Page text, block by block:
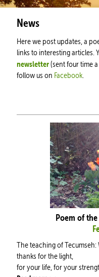
News
Here we post updates, a
links to interesting articles.
newsletter(sent four time
follow us on Facebook.
Poem of
The teaching of Tecumseh:
thanks for the light,
for your life, for your